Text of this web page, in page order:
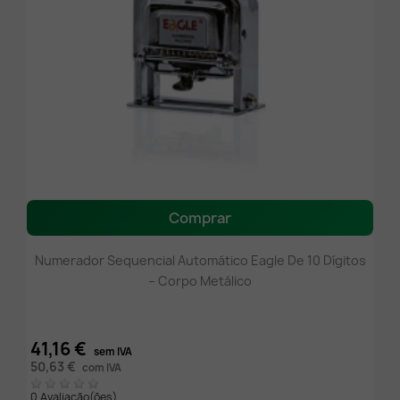
Comprar
Numerador Sequencial Automático Eagle De 10 Dígitos
– Corpo Metálico
41,16 € sem IVA
50,63 € com IVA
0 Avaliação(ões)